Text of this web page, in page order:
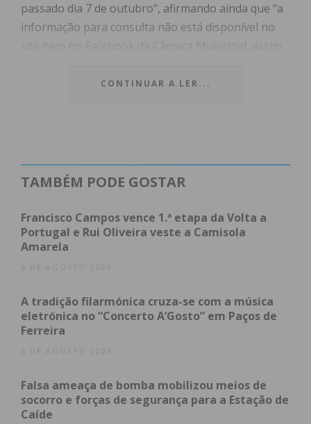
passado dia 7 de outubro”, afirmando ainda que “a
informação para consulta não está disponível no
conforme indicação mencionada em Diário da
dia 7″ , apenas ficaram disponíveis a 21 de outubro.
“O PSD Paços de Ferreira lamenta que para um
documento tão importante como o PDM para o
futuro do nosso concelho, não esteja a merecer
por parte do atual executivo do Partido Socialista a
oportunidade para salvaguardar questões
importantes para o futuro do nosso concelho (…)”,
município oAviso 18694/2021, intitulado «2ª
Revisão do PDM de Paços de Ferreira – publicitação
CONTINUAR A LER...
TAMBÉM PODE GOSTAR
Francisco Campos vence 1.ª etapa da Volta a
Portugal e Rui Oliveira veste a Camisola
Amarela
6 DE AGOSTO 2026
A tradição filarmónica cruza-se com a música
eletrónica no “Concerto A’Gosto” em Paços de
Ferreira
6 DE AGOSTO 2026
Falsa ameaça de bomba mobilizou meios de
socorro e forças de segurança para a Estação de
Caíde